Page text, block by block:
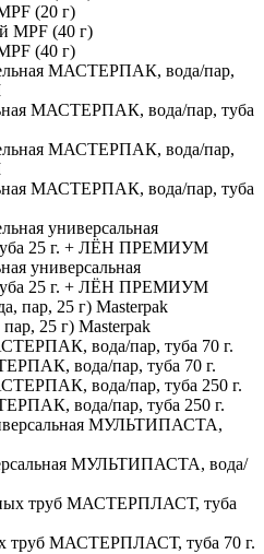
(20 г)
(40 г)
МАСТЕРПАК, вода/пар, туба
МАСТЕРПАК, вода/пар, туба
универсальная
25 г. + ЛЁН ПРЕМИУМ
25 г) Masterpak
вода/пар, туба 70 г.
вода/пар, туба 250 г.
МУЛЬТИПАСТА, вода/
труб МАСТЕРПЛАСТ, туба 70 г.